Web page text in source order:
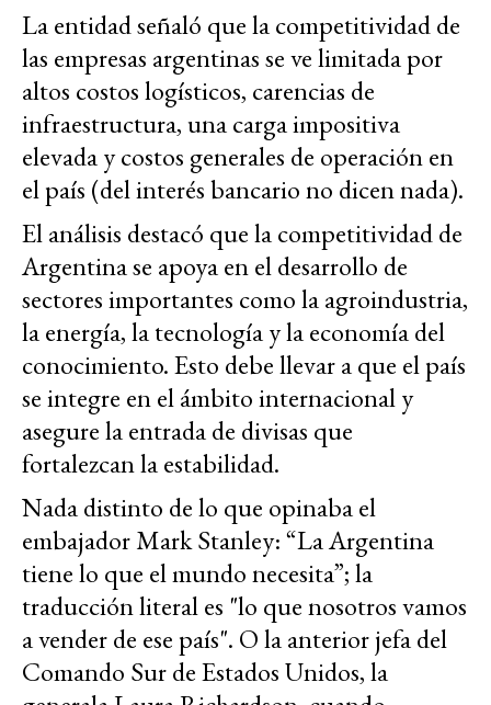
La entidad señaló que la competitividad de
las empresas argentinas se ve limitada por
altos costos logísticos, carencias de
infraestructura, una carga impositiva
elevada y costos generales de operación en
el país (del interés bancario no dicen nada).
El análisis destacó que la competitividad de
Argentina se apoya en el desarrollo de
sectores importantes como la agroindustria,
la energía, la tecnología y la economía del
conocimiento. Esto debe llevar a que el país
se integre en el ámbito internacional y
asegure la entrada de divisas que
fortalezcan la estabilidad.
Nada distinto de lo que opinaba el
embajadorMark Stanley: “La Argentina
tiene lo que el mundo necesita”; la
traducción literal es "lo que nosotros vamos
a vender de ese país". O la anterior jefa del
Comando Sur de Estados Unidos, la